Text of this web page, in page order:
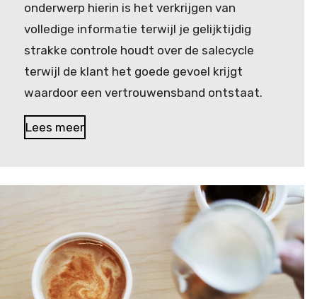
onderwerp hierin is het verkrijgen van
volledige informatie terwijl je gelijktijdig
strakke controle houdt over de salecycle
terwijl de klant het goede gevoel krijgt
waardoor een vertrouwensband ontstaat.
Lees meer